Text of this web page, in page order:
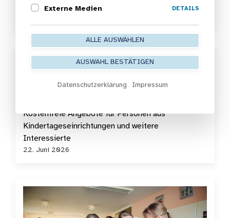
Bericht zum Webinar am 24.06.2026
Digitale Dialogforen:
„Herausgeforderte Kinder -
Kostenfreie Angebote für Personen aus
Kindertageseinrichtungen und weitere
Interessierte
22. Juni 2026
Externe Medien DETAILS
ALLE AUSWÄHLEN
AUSWAHL BESTÄTIGEN
Datenschutzerklärung Impressum